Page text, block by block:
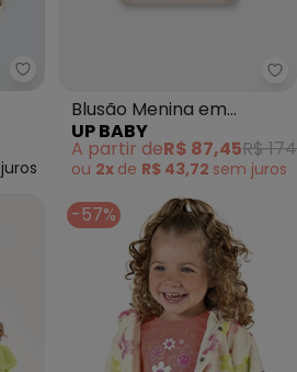
Alakazoo - Casaco Malha Pelo
juros
Blusão Menina em
Moletom (Bege)
UP BABY
A partir deR$ 87,45R$
ou 2x de R$ 43,72 sem juros
-57%